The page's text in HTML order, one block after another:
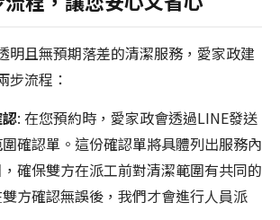
明且無預期落差的清潔服務，愛家政建
步流程：
: 在您預約時，愛家政會透過LINE發送
確認單。這份確認單將具體列出服務內
確保雙方在派工前對清潔範圍有共同的
方確認無誤後，我們才會進行人員派